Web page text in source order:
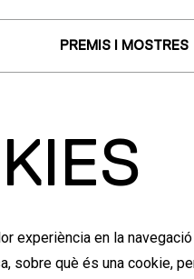
PREMIS I MOSTRES
experiència en la
sobre què és una cookie,